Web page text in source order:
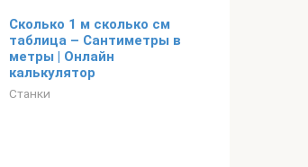
Сколько 1 м сколько см
таблица – Сантиметры в
метры | Онлайн
калькулятор
Станки